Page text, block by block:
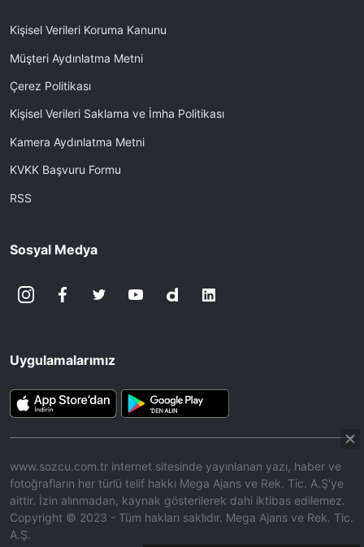
Aç
9.95%
Kişisel Verileri Koruma Kanunu
Müşteri Aydınlatma Metni
Çerez Politikası
Kişisel Verileri Saklama ve İmha Politikası
Kamera Aydınlatma Metni
KVKK Başvuru Formu
RSS
Sosyal Medya
Uygulamalarımız
www.sozcu.com.tr internet sitesinde yayınlanan yazı, haber ve
fotoğrafların her türlü telif hakkı Mega Ajans ve Rek. Tic. A.Ş'ye
aittir. İzin alınmadan, kaynak gösterilerek dahi iktibas edilemez.
Copyright © 2023 - Tüm hakları saklıdır. Mega Ajans ve Rek. Tic.
A.Ş.